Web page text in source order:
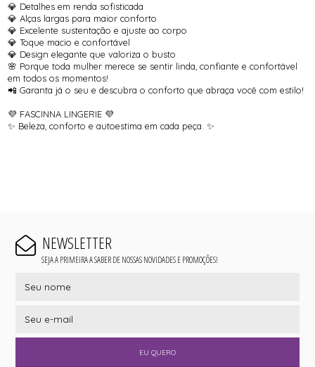
💎 Detalhes em renda sofisticada
💎 Alças largas para maior conforto
💎 Excelente sustentação e ajuste ao corpo
💎 Toque macio e confortável
💎 Design elegante que valoriza o busto
🌸 Porque toda mulher merece se sentir linda, confiante e confortável
em todos os momentos!
📲 Garanta já o seu e descubra o conforto que abraça você com estilo!
💜 FASCINNA LINGERIE 💜
✨ Beleza, conforto e autoestima em cada peça. ✨
NEWSLETTER
SEJA A PRIMEIRA A SABER DE NOSSAS NOVIDADES E PROMOÇÕES!
EU QUERO